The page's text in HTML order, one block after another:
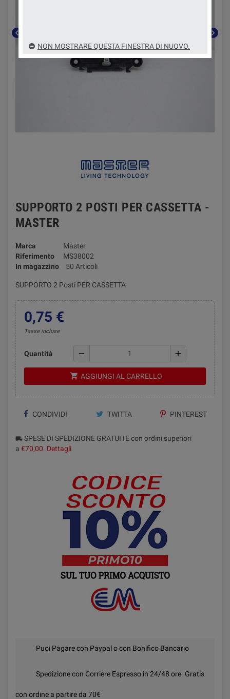
chevron_left chevron_right
SUPPORTO 2 POSTI PER CASSETTA -
MASTER
Marca
Master
Riferimento
MS38002
In magazzino
50 Articoli
SUPPORTO 2 Posti PER CASSETTA
0,75 €
Tasse incluse
Quantità remove add
shopping_cart AGGIUNGI AL CARRELLO
CONDIVIDI TWITTA PINTEREST
local_shipping SPESE DI SPEDIZIONE GRATUITE con ordini superiori
a €70,00. Dettagli
Puoi Pagare con Paypal o con Bonifico Bancario
Spedizione con Corriere Espresso in 24/48 ore. Gratis
con ordine a partire da 70€
NON MOSTRARE QUESTA FINESTRA DI NUOVO.